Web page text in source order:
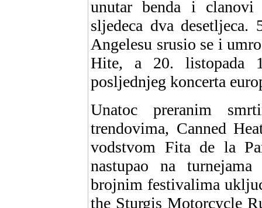
unutar benda i
sljedeca dva
Angelesu srusio se i
Hite, a 20. listopada
posljednjeg koncerta
Unatoc preranim
trendovima, Canned
vodstvom Fita de la
nastupao na
brojnim festivalima
the Sturgis Motorcycle